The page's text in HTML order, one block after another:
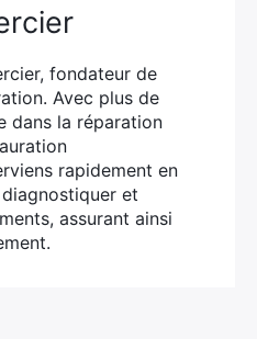
fondateur de
Avec plus de
dans la réparation
rapidement en
et
assurant ainsi